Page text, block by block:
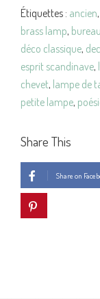
Étiquettes : ancien,
brass lamp, bureau
déco classique,
esprit scandinave,
chevet, lampe de
petite lampe,
Share This
Share on